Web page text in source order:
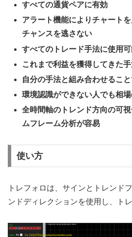
すべての通貨ペアに有効
アラート機能によりチャート
チャンスを逃さない
すべてのトレード手法に使用
これまで利益を獲得してきた手
自分の手法と組み合わせるこ
環境認識ができない人でも相
全時間軸のトレンド方向の可
ムフレーム分析が容易
使い方
トレフォロは、サインとトレンド
ンドディレクションを使用し、ト